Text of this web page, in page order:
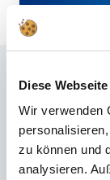
Diese
Wir verwenden
zu können und
analysieren.
Häufig
Du hast im FAQ
über unsere
und Tat zur Seite –
Details, Ersatzteile